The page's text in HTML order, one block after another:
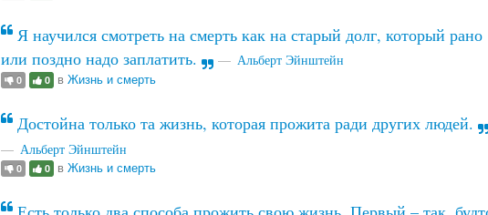
Я научился смотреть на смерть как на старый долг, который рано
или поздно надо заплатить.
Альберт Эйнштейн
0 0 в Жизнь и смерть
Достойна только та жизнь, которая прожита ради других людей.
Альберт Эйнштейн
0 0 в Жизнь и смерть